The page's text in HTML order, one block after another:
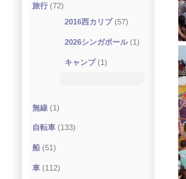
旅行 (72)
2016西カリブ(57)
2026シンガポール(1)
キャンプ(1)
無線 (1)
自転車 (133)
船 (51)
車 (112)